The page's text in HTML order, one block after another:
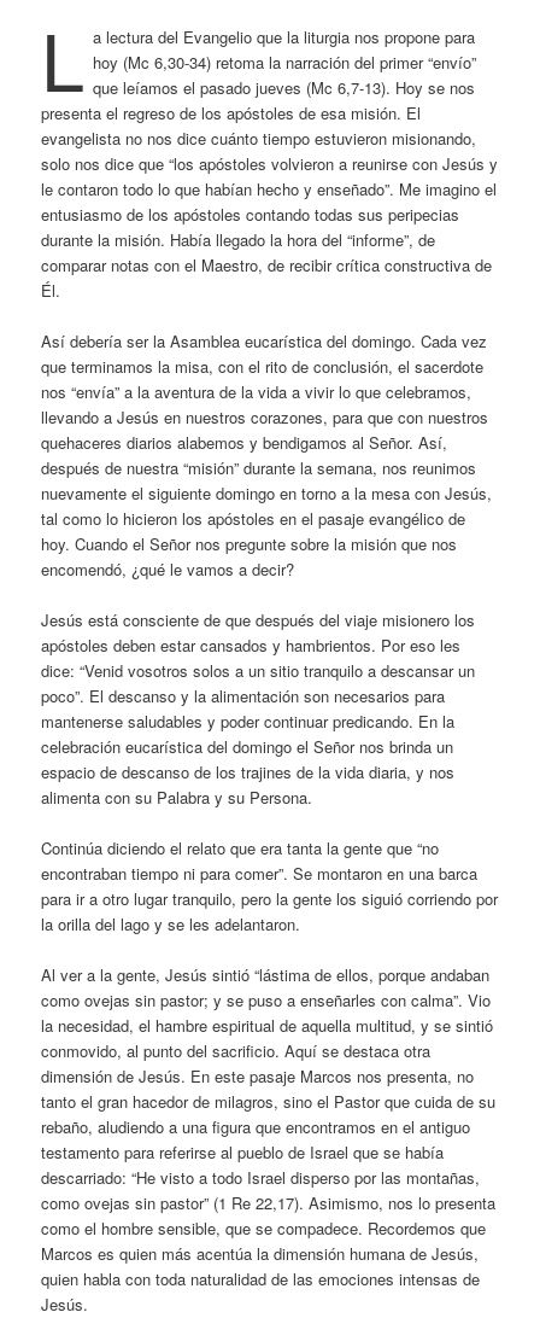
L a lectura del Evangelio que la liturgia nos propone para
hoy (Mc 6,30-34) retoma la narración del primer “envío”
que leíamos el pasado jueves (Mc 6,7-13). Hoy se nos
presenta el regreso de los apóstoles de esa misión. El
evangelista no nos dice cuánto tiempo estuvieron misionando,
solo nos dice que “los apóstoles volvieron a reunirse con Jesús y
le contaron todo lo que habían hecho y enseñado”. Me imagino el
entusiasmo de los apóstoles contando todas sus peripecias
durante la misión. Había llegado la hora del “informe”, de
comparar notas con el Maestro, de recibir crítica constructiva de
Él.
Así debería ser la Asamblea eucarística del domingo. Cada vez
que terminamos la misa, con el rito de conclusión, el sacerdote
nos “envía” a la aventura de la vida a vivir lo que celebramos,
llevando a Jesús en nuestros corazones, para que con nuestros
quehaceres diarios alabemos y bendigamos al Señor. Así,
después de nuestra “misión” durante la semana, nos reunimos
nuevamente el siguiente domingo en torno a la mesa con Jesús,
tal como lo hicieron los apóstoles en el pasaje evangélico de
hoy. Cuando el Señor nos pregunte sobre la misión que nos
encomendó, ¿qué le vamos a decir?
Jesús está consciente de que después del viaje misionero los
apóstoles deben estar cansados y hambrientos. Por eso les
dice: “Venid vosotros solos a un sitio tranquilo a descansar un
poco”. El descanso y la alimentación son necesarios para
mantenerse saludables y poder continuar predicando. En la
celebración eucarística del domingo el Señor nos brinda un
espacio de descanso de los trajines de la vida diaria, y nos
alimenta con su Palabra y su Persona.
Continúa diciendo el relato que era tanta la gente que “no
encontraban tiempo ni para comer”. Se montaron en una barca
para ir a otro lugar tranquilo, pero la gente los siguió corriendo por
la orilla del lago y se les adelantaron.
Al ver a la gente, Jesús sintió “lástima de ellos, porque andaban
como ovejas sin pastor; y se puso a enseñarles con calma”. Vio
la necesidad, el hambre espiritual de aquella multitud, y se sintió
conmovido, al punto del sacrificio. Aquí se destaca otra
dimensión de Jesús. En este pasaje Marcos nos presenta, no
tanto el gran hacedor de milagros, sino el Pastor que cuida de su
rebaño, aludiendo a una figura que encontramos en el antiguo
testamento para referirse al pueblo de Israel que se había
descarriado: “He visto a todo Israel disperso por las montañas,
como ovejas sin pastor” (1 Re 22,17). Asimismo, nos lo presenta
como el hombre sensible, que se compadece. Recordemos que
Marcos es quien más acentúa la dimensión humana de Jesús,
quien habla con toda naturalidad de las emociones intensas de
Jesús.